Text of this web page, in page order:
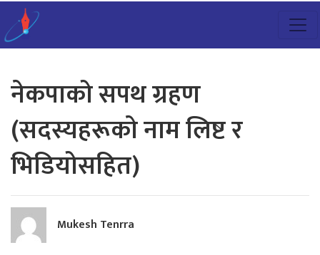
नेकपाको सपथ ग्रहण
(सदस्यहरूकाे नाम लिष्ट र
भिडियोसहित)
Mukesh Tenrra